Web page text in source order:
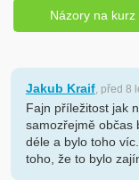
Názory na kurz
Jakub Kraif, před 8
Fajn příležitost jak
samozřejmě občas
déle a bylo toho
toho, že to bylo